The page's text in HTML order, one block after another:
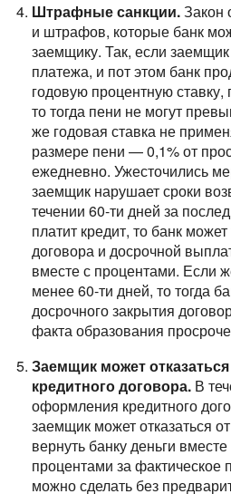
Штрафные санкции.Закон
и штрафов, которые банк
заемщику. Так, если
платежа, и пот этом банк
годовую процентную
то тогда пени не могут
же годовая ставка не
размере пени — 0,1% от
ежедневно. Ужесточились
заемщик нарушает сроки
течении 60-ти дней за
платит кредит, то банк
договора и досрочной
вместе с процентами. Если
менее 60-ти дней, то тогда
досрочного закрытия
факта образования
Заемщик может
кредитного договора. В
оформления кредитного
заемщик может отказаться
вернуть банку деньги
процентами за фактическое
можно сделать без